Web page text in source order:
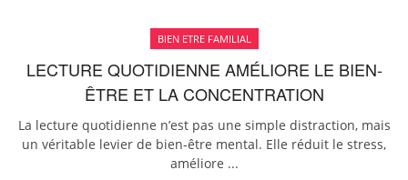
BIEN ETRE FAMILIAL
LECTURE QUOTIDIENNE AMÉLIORE LE BIEN-
ÊTRE ET LA CONCENTRATION
La lecture quotidienne n’est pas une simple distraction, mais
un véritable levier de bien-être mental. Elle réduit le stress,
améliore ...